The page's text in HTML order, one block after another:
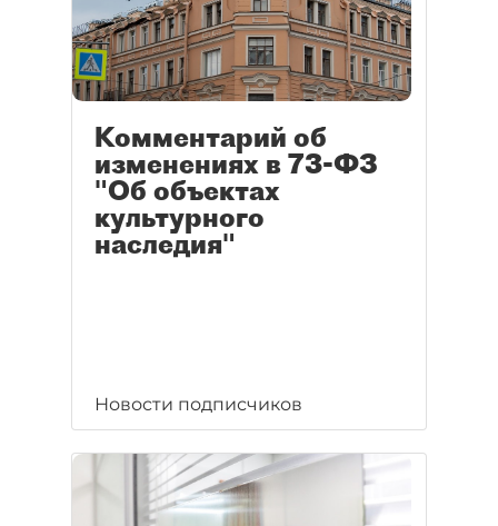
Комментарий об
изменениях в 73-ФЗ
"Об объектах
культурного
наследия"
Новости подписчиков